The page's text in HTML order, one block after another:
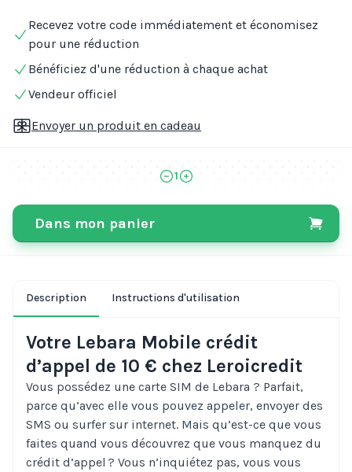
Recevez votre code immédiatement et économisez
pour une réduction
Bénéficiez d'une réduction à chaque achat
Vendeur officiel
Envoyer un produit en cadeau
1
Dans mon panier
Description Instructions d'utilisation
Votre Lebara Mobile crédit
d’appel de 10 € chez Leroicredit
Vous possédez une carte SIM de Lebara ? Parfait,
parce qu’avec elle vous pouvez appeler, envoyer des
SMS ou surfer sur internet. Mais qu’est-ce que vous
faites quand vous découvrez que vous manquez du
crédit d’appel ? Vous n’inquiétez pas, vous vous